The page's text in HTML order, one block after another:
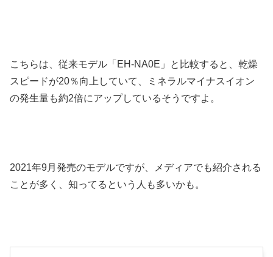
こちらは、従来モデル「EH-NA0E」と比較すると、乾燥
スピードが20％向上していて、ミネラルマイナスイオン
の発生量も約2倍にアップしているそうですよ。
2021年9月発売のモデルですが、メディアでも紹介される
ことが多く、知ってるという人も多いかも。